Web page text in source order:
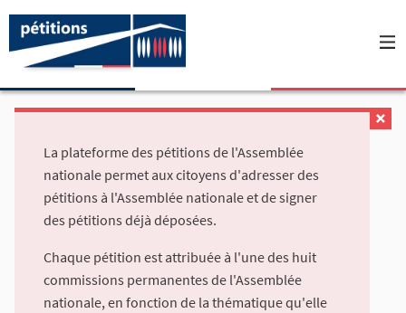
La plateforme des pétitions de l'Assemblée
nationale permet aux citoyens d'adresser des
pétitions à l'Assemblée nationale et de signer
des pétitions déjà déposées.
Chaque pétition est attribuée à l'une des huit
commissions permanentes de l'Assemblée
nationale, en fonction de la thématique qu'elle